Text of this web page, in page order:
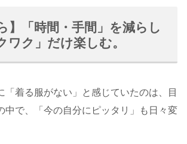
】「時間・手間」を減らし
ワク」だけ楽しむ。
「着る服がない」と感じていたのは、目
中で、「今の自分にピッタリ」も日々変